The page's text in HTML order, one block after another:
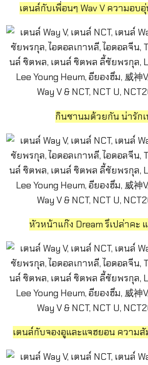
เตนล์กับเพื่อนๆ Wav V ความอบ
กินชานมด้วยกัน น่ารัก
หัวหน้าแก๊ง Dream รึเปล่าคะ
เตนล์กับจองอูและแจฮยอน ความ